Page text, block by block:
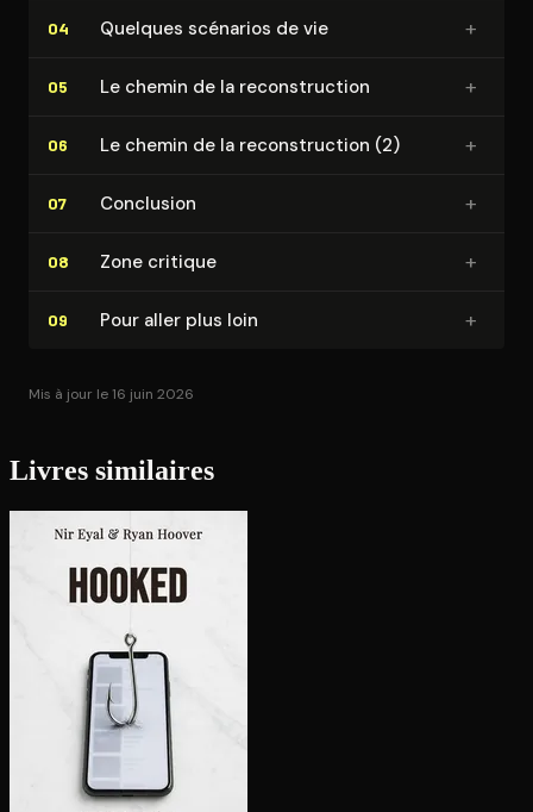
04 Quelques scénarios de vie +
05 Le chemin de la re­cons­truc­tion +
06 Le chemin de la re­cons­truc­tion (2) +
07 Conclusion +
08 Zone critique +
09 Pour aller plus loin +
Mis à jour le 16 juin 2026
Livres similaires